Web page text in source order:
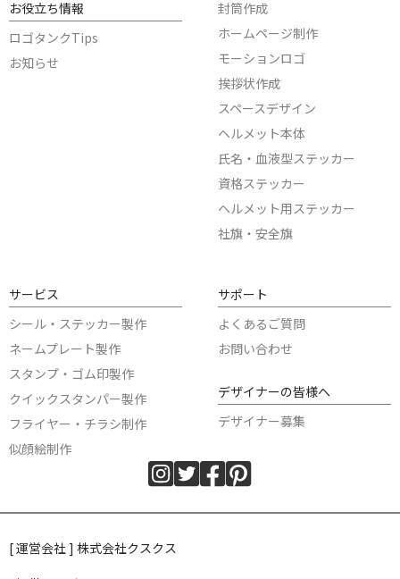
お役立ち情報
ロゴタンクTips
お知らせ
封筒作成
ホームページ制作
モーションロゴ
挨拶状作成
スペースデザイン
ヘルメット本体
氏名・血液型ステッカー
資格ステッカー
ヘルメット用ステッカー
社旗・安全旗
サービス
シール・ステッカー製作
ネームプレート製作
スタンプ・ゴム印製作
クイックスタンパー製作
フライヤー・チラシ制作
似顔絵制作
サポート
よくあるご質問
お問い合わせ
デザイナーの皆様へ
デザイナー募集
[ 運営会社 ] 株式会社クスクス